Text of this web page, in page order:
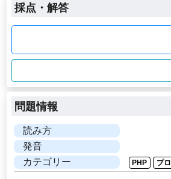
採点・解答
問題情報
読み方
発音
カテゴリー
PHP プ